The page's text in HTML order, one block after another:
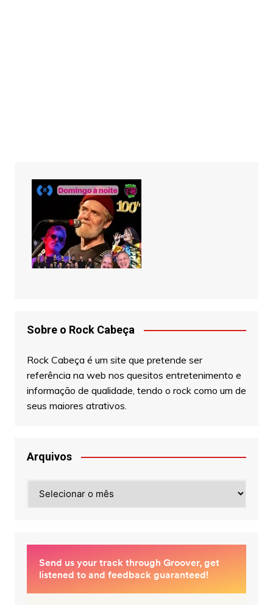
Sobre o Rock Cabeça
Rock Cabeça é um site que pretende ser
referência na web nos quesitos entretenimento e
informação de qualidade, tendo o rock como um de
seus maiores atrativos.
Arquivos